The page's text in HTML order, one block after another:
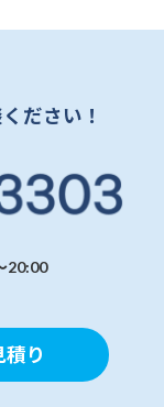
ださい！
20:00
り